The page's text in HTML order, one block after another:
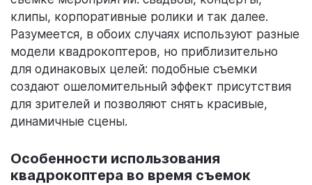
клипы, корпоративные ролики и так далее.
Разумеется, в обоих случаях используют разные
модели квадрокоптеров, но приблизительно
для одинаковых целей: подобные съемки
создают ошеломительный эффект присутствия
для зрителей и позволяют снять красивые,
динамичные сцены.
Особенности использования
квадрокоптера во время съемок